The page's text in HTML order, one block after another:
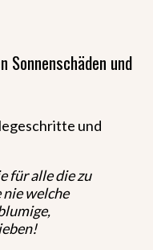
und
für alle die zu
nie welche